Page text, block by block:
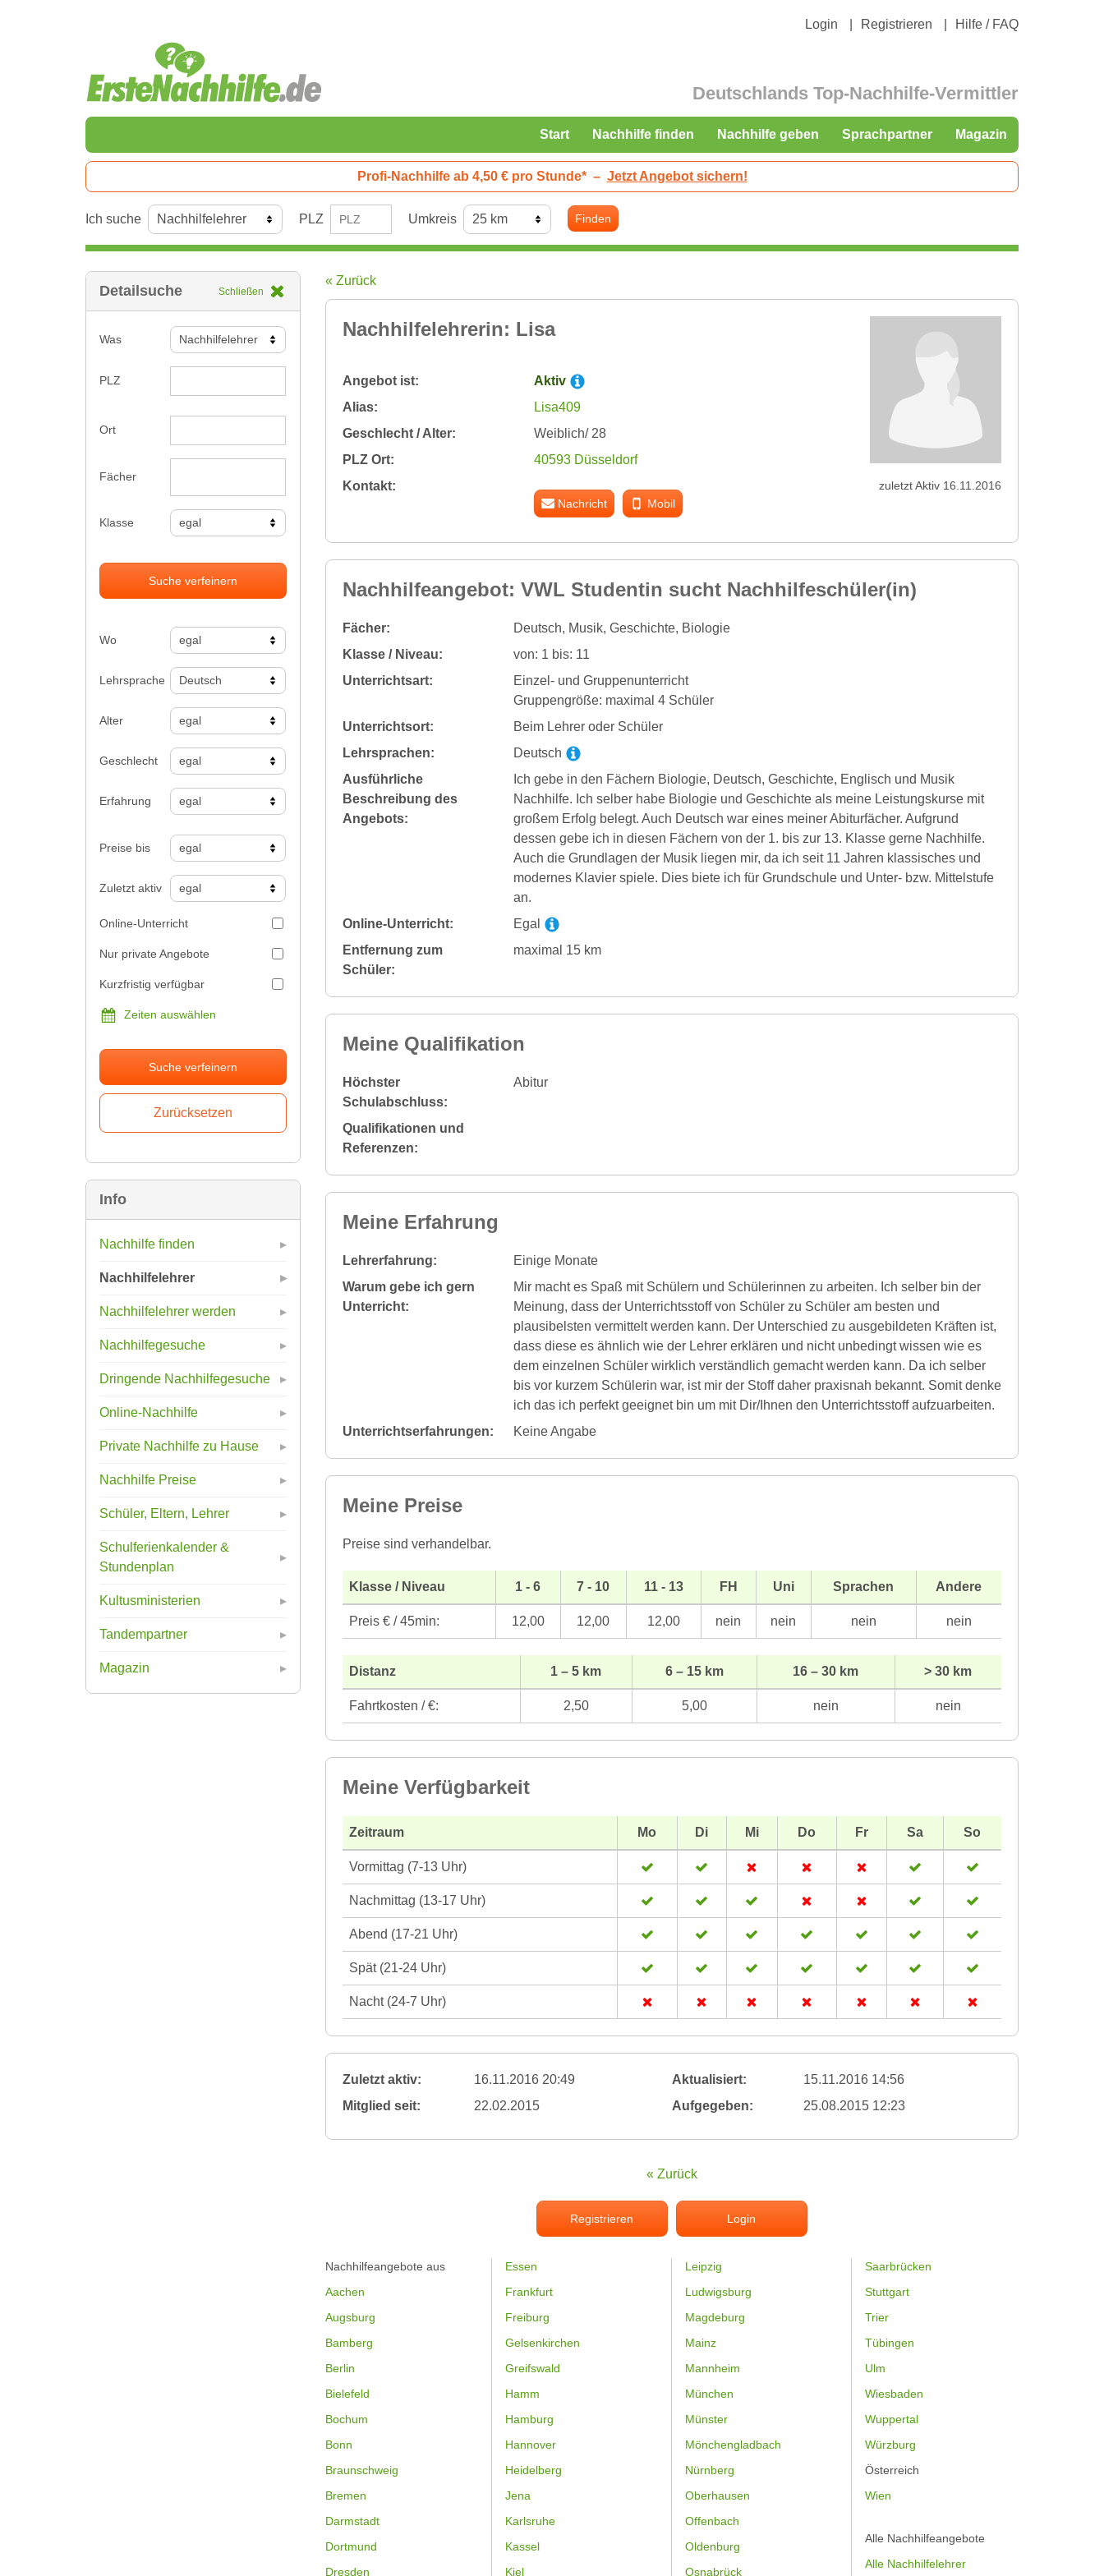
Login Registrieren Hilfe / FAQ
Deutschlands Top-Nachhilfe-Vermittler
Start Nachhilfe finden Nachhilfe geben Sprachpartner Magazin
Profi-Nachhilfe ab 4,50 € pro Stunde* – Jetzt Angebot sichern!
Ich suche PLZ Umkreis Finden
Detailsuche Schließen
Was
PLZ
Ort
Fächer
Klasse
Suche verfeinern
Wo
Lehrsprache
Alter
Geschlecht
Erfahrung
Preise bis
Zuletzt aktiv
Online-Unterricht
Nur private Angebote
Kurzfristig verfügbar
Zeiten auswählen
Suche verfeinern
Info
Nachhilfe finden
Nachhilfelehrer
Nachhilfelehrer werden
Nachhilfegesuche
Dringende Nachhilfegesuche
Online-Nachhilfe
Private Nachhilfe zu Hause
Nachhilfe Preise
Schüler, Eltern, Lehrer
Schulferienkalender &
Stundenplan
Kultusministerien
Tandempartner
Magazin
« Zurück
Nachhilfelehrerin: Lisa
Angebot ist:
Aktiv
Alias:
Lisa409
Geschlecht / Alter:
Weiblich/ 28
PLZ Ort:
40593 Düsseldorf
Kontakt:
Nachricht Mobil
zuletzt Aktiv 16.11.2016
Nachhilfeangebot: VWL Studentin sucht Nachhilfeschüler(in)
Fächer:
Deutsch, Musik, Geschichte, Biologie
Klasse / Niveau:
von: 1 bis: 11
Unterrichtsart:
Einzel- und Gruppenunterricht
Gruppengröße: maximal 4 Schüler
Unterrichtsort:
Beim Lehrer oder Schüler
Lehrsprachen:
Deutsch
Ausführliche
Beschreibung des
Angebots:
Ich gebe in den Fächern Biologie, Deutsch, Geschichte, Englisch und Musik
Nachhilfe. Ich selber habe Biologie und Geschichte als meine Leistungskurse mit
großem Erfolg belegt. Auch Deutsch war eines meiner Abiturfächer. Aufgrund
dessen gebe ich in diesen Fächern von der 1. bis zur 13. Klasse gerne Nachhilfe.
Auch die Grundlagen der Musik liegen mir, da ich seit 11 Jahren klassisches und
modernes Klavier spiele. Dies biete ich für Grundschule und Unter- bzw. Mittelstufe
an.
Online-Unterricht:
Egal
Entfernung zum
Schüler:
maximal 15 km
Meine Qualifikation
Höchster
Schulabschluss:
Abitur
Qualifikationen und
Referenzen:
Meine Erfahrung
Lehrerfahrung:
Einige Monate
Warum gebe ich gern
Unterricht:
Mir macht es Spaß mit Schülern und Schülerinnen zu arbeiten. Ich selber bin der
Meinung, dass der Unterrichtsstoff von Schüler zu Schüler am besten und
plausibelsten vermittelt werden kann. Der Unterschied zu ausgebildeten Kräften ist,
dass diese es ähnlich wie der Lehrer erklären und nicht unbedingt wissen wie es
dem einzelnen Schüler wirklich verständlich gemacht werden kann. Da ich selber
bis vor kurzem Schülerin war, ist mir der Stoff daher praxisnah bekannt. Somit denke
ich das ich perfekt geeignet bin um mit Dir/Ihnen den Unterrichtsstoff aufzuarbeiten.
Unterrichtserfahrungen:
Keine Angabe
Meine Preise
Preise sind verhandelbar.
Klasse / Niveau 1 - 6 7 - 10 11 - 13 FH Uni Sprachen Andere
Preis € / 45min: 12,00 12,00 12,00 nein nein nein nein
Distanz 1 – 5 km 6 – 15 km 16 – 30 km > 30 km
Fahrtkosten / €: 2,50 5,00 nein nein
Meine Verfügbarkeit
Zeitraum Mo Di Mi Do Fr Sa So
Vormittag (7-13 Uhr)
Nachmittag (13-17 Uhr)
Abend (17-21 Uhr)
Spät (21-24 Uhr)
Nacht (24-7 Uhr)
Zuletzt aktiv: 16.11.2016 20:49 Aktualisiert:
15.11.2016 14:56
Mitglied seit:
22.02.2015 Aufgegeben: 25.08.2015 12:23
« Zurück
Registrieren Login
Nachhilfeangebote aus
Aachen
Augsburg
Bamberg
Berlin
Bielefeld
Bochum
Bonn
Braunschweig
Bremen
Darmstadt
Dortmund
Dresden
Essen
Frankfurt
Freiburg
Gelsenkirchen
Greifswald
Hamm
Hamburg
Hannover
Heidelberg
Jena
Karlsruhe
Kassel
Kiel
Leipzig
Ludwigsburg
Magdeburg
Mainz
Mannheim
München
Münster
Mönchengladbach
Nürnberg
Oberhausen
Offenbach
Oldenburg
Osnabrück
Saarbrücken
Stuttgart
Trier
Tübingen
Ulm
Wiesbaden
Wuppertal
Würzburg
Österreich
Wien
Alle Nachhilfeangebote
Alle Nachhilfelehrer